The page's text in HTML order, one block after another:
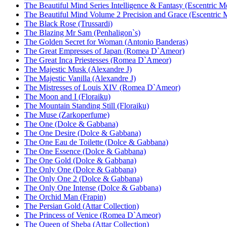
The Beautiful Mind Series Intelligence & Fantasy (Escentric
The Beautiful Mind Volume 2 Precision and Grace (Escentric
The Black Rose (Trussardi)
The Blazing Mr Sam (Penhaligon`s)
The Golden Secret for Woman (Antonio Banderas)
The Great Empresses of Japan (Romea D`Ameor)
The Great Inca Priestesses (Romea D`Ameor)
The Majestic Musk (Alexandre J)
The Majestic Vanilla (Alexandre J)
The Mistresses of Louis XIV (Romea D`Ameor)
The Moon and I (Floraiku)
The Mountain Standing Still (Floraiku)
The Muse (Zarkoperfume)
The One (Dolce & Gabbana)
The One Desire (Dolce & Gabbana)
The One Eau de Toilette (Dolce & Gabbana)
The One Essence (Dolce & Gabbana)
The One Gold (Dolce & Gabbana)
The Only One (Dolce & Gabbana)
The Only One 2 (Dolce & Gabbana)
The Only One Intense (Dolce & Gabbana)
The Orchid Man (Frapin)
The Persian Gold (Attar Collection)
The Princess of Venice (Romea D`Ameor)
The Queen of Sheba (Attar Collection)